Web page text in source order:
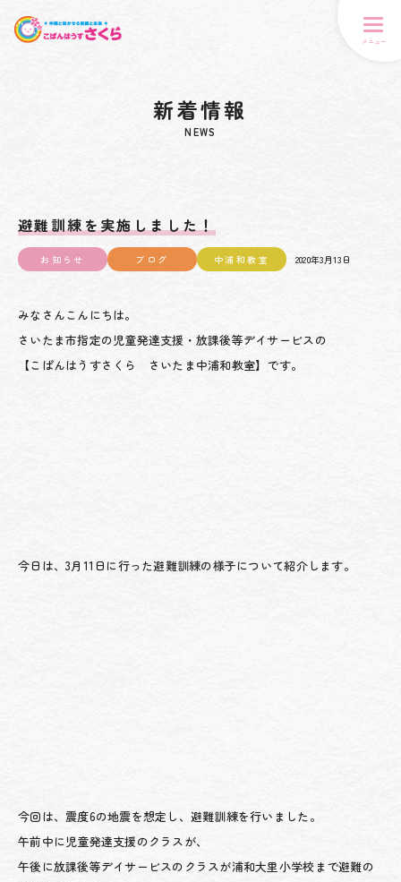
メニュー
新着情報
NEWS
避難訓練を実施しました！
お知らせ ブログ 中浦和教室 2020年3月13日
みなさんこんにちは。
さいたま市指定の児童発達支援・放課後等デイサービスの
【こぱんはうすさくら さいたま中浦和教室】です。
今日は、3月11日に行った避難訓練の様子について紹介します。
今回は、震度6の地震を想定し、避難訓練を行いました。
午前中に児童発達支援のクラスが、
午後に放課後等デイサービスのクラスが浦和大里小学校まで避難の